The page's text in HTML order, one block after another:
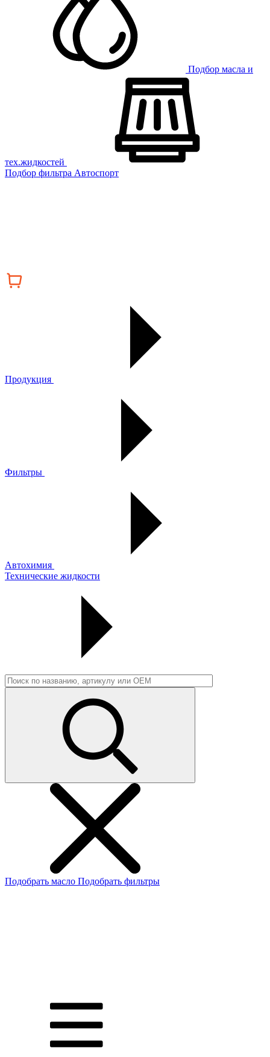
Подбор масла и
тех.жидкостей
Подбор фильтра Автоспорт
Продукция
Фильтры
Автохимия
Технические жидкости
Подобрать масло Подобрать фильтры